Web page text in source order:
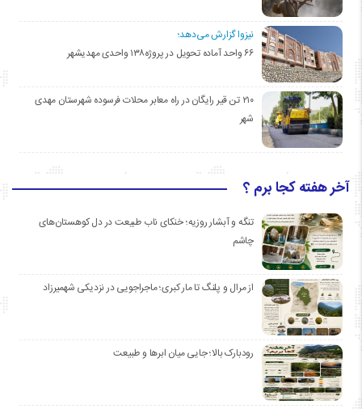
نیزوا گزارش می‌دهد؛
۶۶ واحد آماده تحویل در پروژه۱۳۸ واحدی مهدیشهر
۲۱۰ تن قیر رایگان در راه معابر محلات فرسوده شهرستان مهدی
شهر
آخر هفته کجا برم ؟
تنگه و آبشار روزیه؛ خنکای ناب طبیعت در دل کوهستان‌های
چاشم
از مرال و پلنگ تا مار کبری؛ ماجراجویی در نزدیکی شهمیرزاد
رودبارک بالا؛ جایی میان ابرها و طبیعت